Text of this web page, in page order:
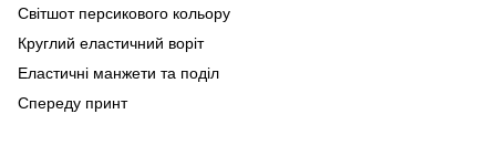
Світшот персикового кольору
Круглий еластичний воріт
Еластичні манжети та поділ
Спереду принт